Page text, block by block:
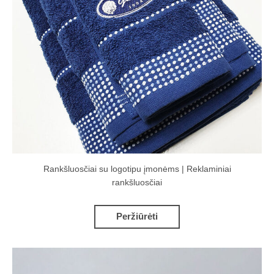
Rankšluosčiai su logotipu įmonėms | Reklaminiai
rankšluosčiai
Peržiūrėti